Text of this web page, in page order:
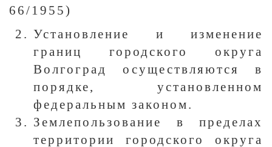
66/1955)
Установление и изменение
границ городского округа
Волгоград осуществляются в
порядке, установленном
федеральным законом.
Землепользование в пределах
территории городского округа